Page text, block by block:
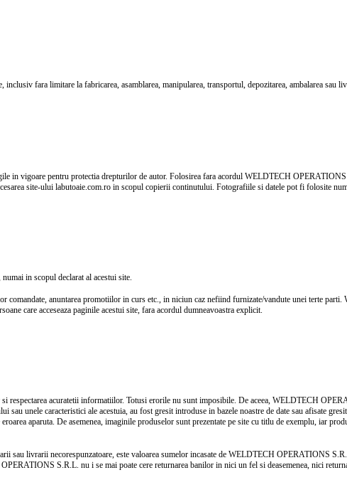
fara limitare la fabricarea, asamblarea, manipularea, transportul, depozitarea, ambalarea
vigoare pentru protectia drepturilor de autor. Folosirea fara acordul WELDTECH OPERATIONS
site-ului labutoaie.com.ro in scopul copierii continutului. Fotografiile si datele pot fi folosite
in scopul declarat al acestui site.
comandate, anuntarea promotiilor in curs etc., in niciun caz nefiind furnizate/vandute unei terte
care acceseaza paginile acestui site, fara acordul dumneavoastra explicit.
respectarea acuratetii informatiilor. Totusi erorile nu sunt imposibile. De aceea, WELDTECH
sau unele caracteristici ale acestuia, au fost gresit introduse in bazele noastre de date sau afisate
aparuta. De asemenea, imaginile produselor sunt prezentate pe site cu titlu de exemplu, iar
livrarii necorespunzatoare, este valoarea sumelor incasate de WELDTECH OPERATIONS
S.R.L. nu i se mai poate cere returnarea banilor in nici un fel si deasemenea, nici